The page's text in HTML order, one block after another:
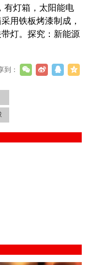
有灯箱，太阳能电
用铁板烤漆制成，
灯。探究：新能源
到：